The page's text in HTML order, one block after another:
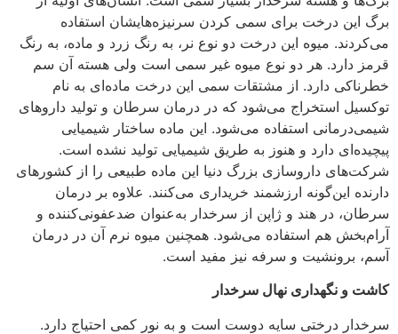
برگ این درخت برای سمی کردن سرنیزه‌هایشان استفاده
می‌کردند. میوه این درخت دو نوع نر، به رنگ زرد و ماده، به رنگ
قرمز دارد. هر دو نوع میوه غیر سمی است ولی هسته آن سم
خطرناکی دارد. از مشتقات سمی این درخت ماده‌ای به نام
توکسیل استخراج می‌شود که در درمان سرطان و تولید داروهای
شیمی‌درمانی استفاده می‌شود. این ماده ساختار شیمیایی
پیچیده‌ای دارد و هنوز به طریق شیمیایی تولید نشده است.
شرکت‌های داروسازی بزرگ دنیا این ماده طبیعی را از کشورهای
دارنده این‌گونه ارزشمند خریداری می‌کنند. علاوه بر درمان
سرطان، در هند و ژاپن از سرخدار به‌عنوان ضدعفونی‌کننده و
آرام‌بخش هم استفاده می‌شود. همچنین میوه نرم آن در درمان
آسم، برونشیت و سرفه نیز مفید است.
کاشت و نگهداری نهال سرخدار
سرخدار درختی سایه دوست است و به نور کمی احتیاج دارد.